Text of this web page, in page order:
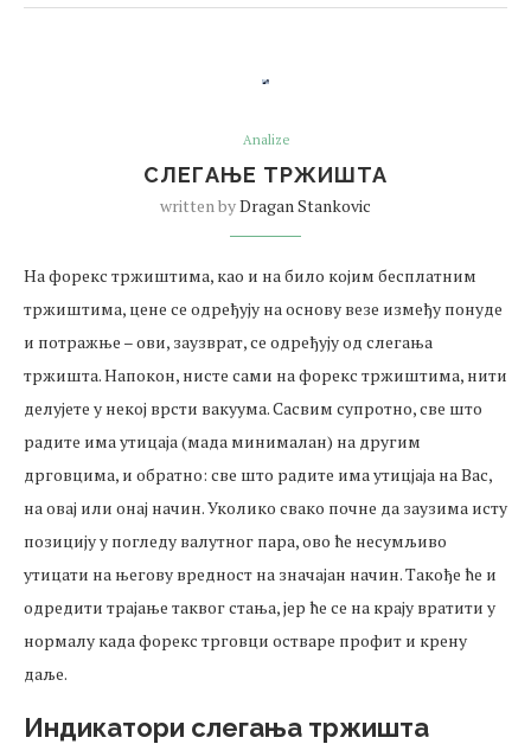
Analize
СЛЕГАЊЕ ТРЖИШТА
written byDragan Stankovic
На форекс тржиштима, као и на било којим бесплатним
тржиштима, цене се одређују на основу везе између понуде
и потражње – ови, заузврат, се одређују од слегања
тржишта. Напокон, нисте сами на форекс тржиштима, нити
делујете у некој врсти вакуума. Сасвим супротно, све што
радите има утицаја (мада минималан) на другим
дрговцима, и обратно: све што радите има утицјаја на Вас,
на овај или онај начин. Уколико свако почне да заузима исту
позицију у погледу валутног пара, ово ће несумљиво
утицати на његову вредност на значајан начин. Такође ће и
одредити трајање таквог стања, јер ће се на крају вратити у
нормалу када форекс трговци остваре профит и крену
даље.
Индикатори слегања тржишта